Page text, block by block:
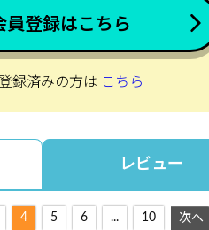
員登録はこちら
録済みの方は こちら
レビュー
4 5 6 ... 10 次へ